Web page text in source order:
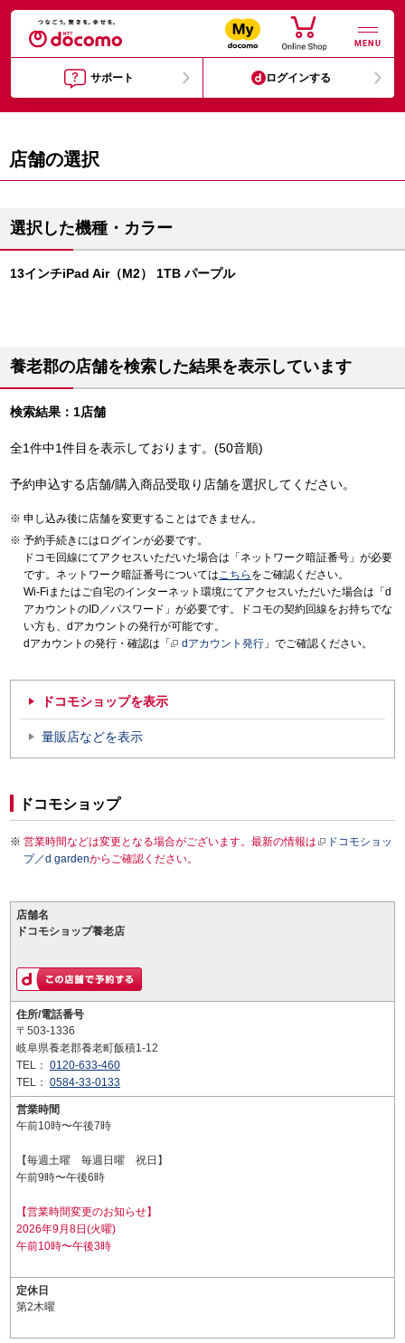
MENU
サポート ログインする
店舗の選択
選択した機種・カラー
13インチiPad Air（M2） 1TB パープル
養老郡の店舗を検索した結果を表示しています
検索結果：1店舗
全1件中1件目を表示しております。(50音順)
予約申込する店舗/購入商品受取り店舗を選択してください。
申し込み後に店舗を変更することはできません。
予約手続きにはログインが必要です。
ドコモ回線にてアクセスいただいた場合は「ネットワーク暗証番号」が必要
です。ネットワーク暗証番号についてはこちら をご確認ください。
Wi-Fiまたはご自宅のインターネット環境にてアクセスいただいた場合は「d
アカウントのID／パスワード」が必要です。ドコモの契約回線をお持ちでな
い方も、dアカウントの発行が可能です。
dアカウントの発行・確認は「
dアカウント発行 」でご確認ください。
ドコモショップを表示
量販店などを表示
ドコモショップ
営業時間などは変更となる場合がございます。最新の情報は
ドコモショッ
プ／d gardenからご確認ください。
店舗名
ドコモショップ養老店
住所/電話番号
〒503-1336
岐阜県養老郡養老町飯積1-12
TEL： 0120-633-460
TEL： 0584-33-0133
営業時間
午前10時〜午後7時
【毎週土曜 毎週日曜 祝日】
午前9時〜午後6時
【営業時間変更のお知らせ】
2026年9月8日(火曜)
午前10時〜午後3時
定休日
第2木曜